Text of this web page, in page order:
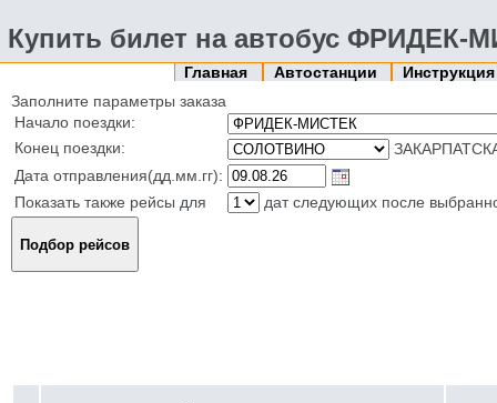
Купить билет на автобус
Главная Автостанции
Заполните параметры заказа
Начало поездки:
Конец поездки:
Дата отправления(дд.мм.гг):
Показать также рейсы для
дат следующих после